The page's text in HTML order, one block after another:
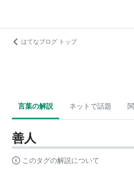
はてなブログ トップ
言葉の解説 ネットで話題
善人
このタグの解説について